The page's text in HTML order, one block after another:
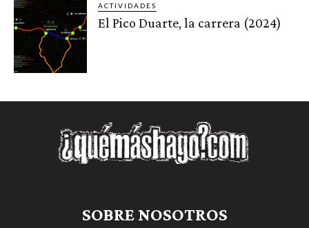
ACTIVIDADES
El Pico Duarte, la carrera (2024)
SOBRE NOSOTROS